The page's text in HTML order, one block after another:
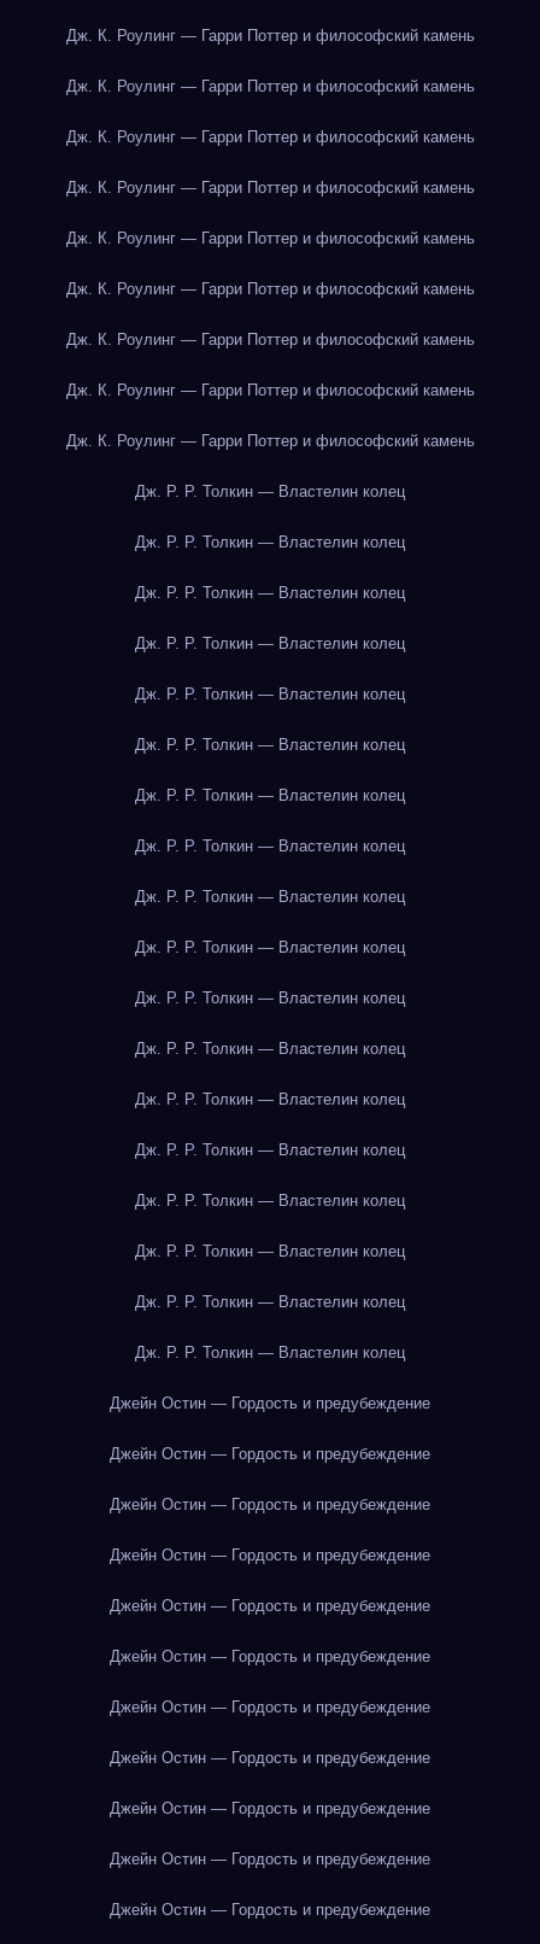
Дж. К. Роулинг — Гарри Поттер и философский камень
Дж. К. Роулинг — Гарри Поттер и философский камень
Дж. К. Роулинг — Гарри Поттер и философский камень
Дж. К. Роулинг — Гарри Поттер и философский камень
Дж. К. Роулинг — Гарри Поттер и философский камень
Дж. К. Роулинг — Гарри Поттер и философский камень
Дж. К. Роулинг — Гарри Поттер и философский камень
Дж. К. Роулинг — Гарри Поттер и философский камень
Дж. К. Роулинг — Гарри Поттер и философский камень
Дж. Р. Р. Толкин — Властелин колец
Дж. Р. Р. Толкин — Властелин колец
Дж. Р. Р. Толкин — Властелин колец
Дж. Р. Р. Толкин — Властелин колец
Дж. Р. Р. Толкин — Властелин колец
Дж. Р. Р. Толкин — Властелин колец
Дж. Р. Р. Толкин — Властелин колец
Дж. Р. Р. Толкин — Властелин колец
Дж. Р. Р. Толкин — Властелин колец
Дж. Р. Р. Толкин — Властелин колец
Дж. Р. Р. Толкин — Властелин колец
Дж. Р. Р. Толкин — Властелин колец
Дж. Р. Р. Толкин — Властелин колец
Дж. Р. Р. Толкин — Властелин колец
Дж. Р. Р. Толкин — Властелин колец
Дж. Р. Р. Толкин — Властелин колец
Дж. Р. Р. Толкин — Властелин колец
Дж. Р. Р. Толкин — Властелин колец
Джейн Остин — Гордость и предубеждение
Джейн Остин — Гордость и предубеждение
Джейн Остин — Гордость и предубеждение
Джейн Остин — Гордость и предубеждение
Джейн Остин — Гордость и предубеждение
Джейн Остин — Гордость и предубеждение
Джейн Остин — Гордость и предубеждение
Джейн Остин — Гордость и предубеждение
Джейн Остин — Гордость и предубеждение
Джейн Остин — Гордость и предубеждение
Джейн Остин — Гордость и предубеждение